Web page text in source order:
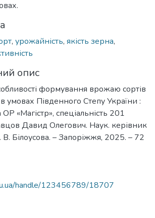
, урожайність, якість зерна,
опис
формування врожаю сортів
умовах Південного Степу України :
«Магістр», спеціальність 201
Давид Олегович. Наук. керівник
В. Білоусова. – Запоріжжя, 2025. – 72
handle/123456789/18707